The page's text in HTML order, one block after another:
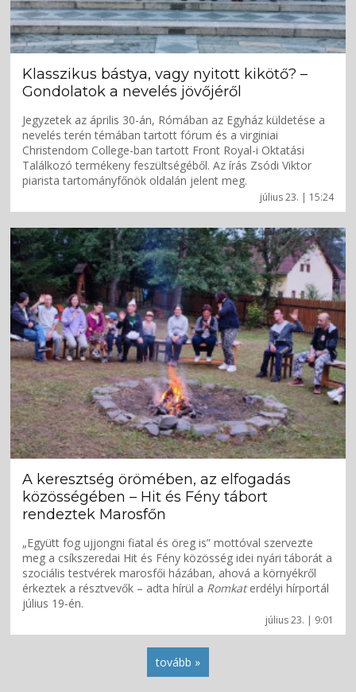
július 23. | 15:24
Klasszikus bástya, vagy nyitott kikötő? –
Gondolatok a nevelés jövőjéről
Jegyzetek az április 30-án, Rómában az Egyház küldetése a
nevelés terén témában tartott fórum és a virginiai
Christendom College-ban tartott Front Royal-i Oktatási
Találkozó termékeny feszültségéből. Az írás Zsódi Viktor
piarista tartományfőnök oldalán jelent meg.
július 23. | 9:01
A keresztség örömében, az elfogadás
közösségében – Hit és Fény tábort
rendeztek Marosfőn
„Együtt fog ujjongni fiatal és öreg is” mottóval szervezte
meg a csíkszeredai Hit és Fény közösség idei nyári táborát a
szociális testvérek marosfői házában, ahová a környékről
érkeztek a résztvevők – adta hírül a Romkaterdélyi hírportál
július 19-én.
tovább »